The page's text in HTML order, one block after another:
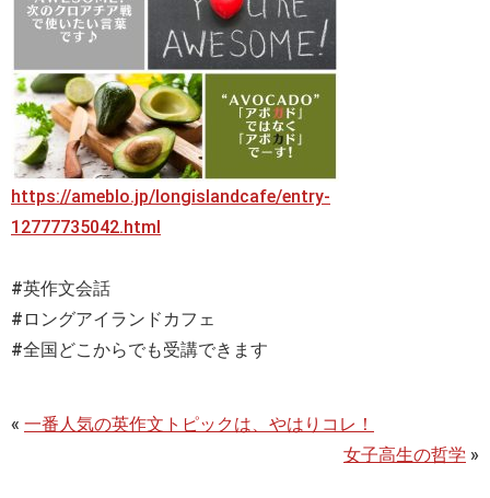
https://ameblo.jp/longislandcafe/entry-
12777735042.html
#英作文会話
#ロングアイランドカフェ
#全国どこからでも受講できます
« 一番人気の英作文トピックは、やはりコレ！
女子高生の哲学 »